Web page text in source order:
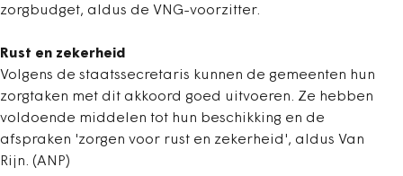
zorgbudget, aldus de VNG-voorzitter.
Rust en zekerheid
Volgens de staatssecretaris kunnen de gemeenten hun
zorgtaken met dit akkoord goed uitvoeren. Ze hebben
voldoende middelen tot hun beschikking en de
afspraken 'zorgen voor rust en zekerheid', aldus Van
Rijn. (ANP)